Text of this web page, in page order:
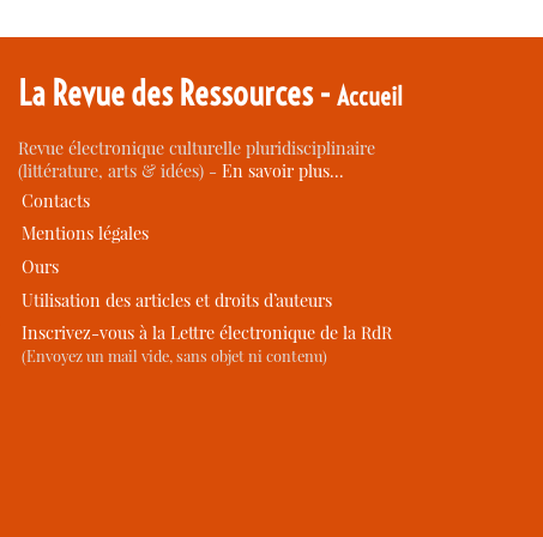
La Revue des Ressources -Accueil
Revue électronique culturelle pluridisciplinaire
(littérature, arts & idées) -En savoir plus…
Contacts
Mentions légales
Ours
Utilisation des articles et droits d’auteurs
Inscrivez-vous à la Lettre électronique de la RdR
(Envoyez un mail vide, sans objet ni contenu)